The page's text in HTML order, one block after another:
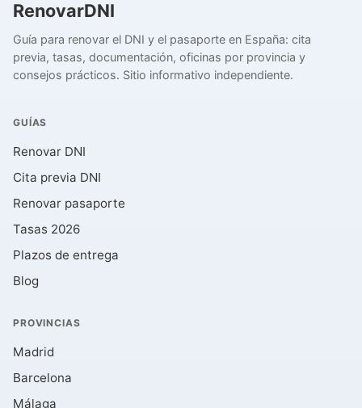
RenovarDNI
Guía para renovar el DNI y el pasaporte en España: cita
previa, tasas, documentación, oficinas por provincia y
consejos prácticos. Sitio informativo independiente.
GUÍAS
Renovar DNI
Cita previa DNI
Renovar pasaporte
Tasas 2026
Plazos de entrega
Blog
PROVINCIAS
Madrid
Barcelona
Málaga